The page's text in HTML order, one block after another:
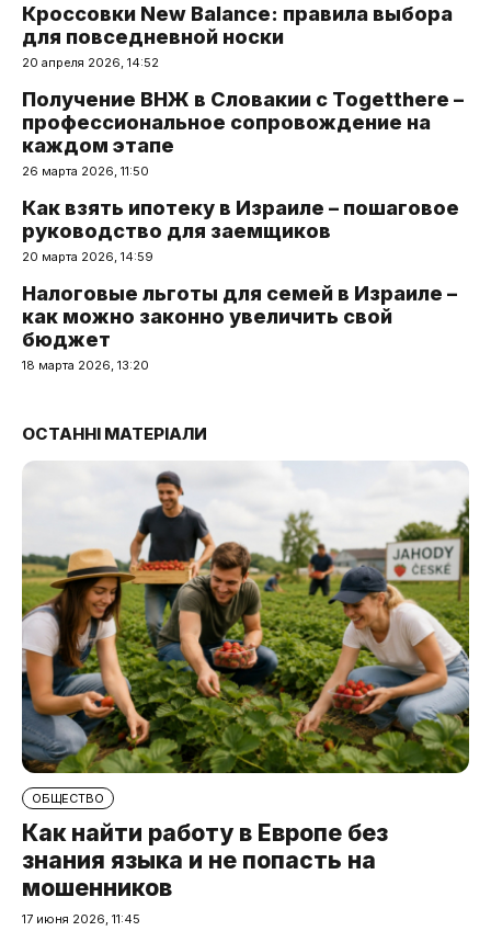
Кроссовки New Balance: правила выбора
для повседневной носки
20 апреля 2026, 14:52
Получение ВНЖ в Словакии с Togetthere –
профессиональное сопровождение на
каждом этапе
26 марта 2026, 11:50
Как взять ипотеку в Израиле – пошаговое
руководство для заемщиков
20 марта 2026, 14:59
Налоговые льготы для семей в Израиле –
как можно законно увеличить свой
бюджет
18 марта 2026, 13:20
ОСТАННІ МАТЕРІАЛИ
ОБЩЕСТВО
Как найти работу в Европе без
знания языка и не попасть на
мошенников
17 июня 2026, 11:45